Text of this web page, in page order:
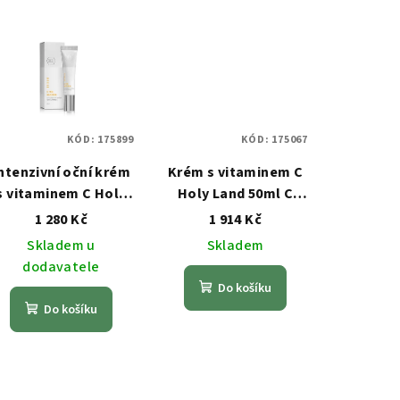
oční krém
vitaminem C Holy
Land 15ml C THE
SUCCESS
1 280 Kč
Skladem u
dodavatele
Do košíku
KÓD: 175899
Krém s vitaminem C
Holy Land 50ml C
THE SUCCESS
1 914 Kč
Skladem
Do košíku
KÓD: 175067